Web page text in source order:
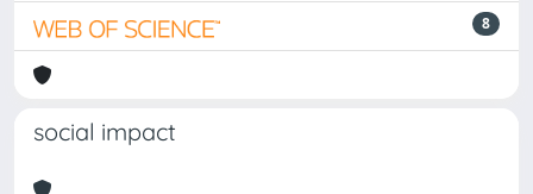
8
social impact